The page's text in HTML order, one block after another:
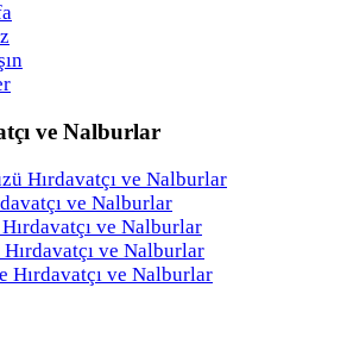
ve Nalburlar
Hırdavatçı ve Nalburlar
ve Nalburlar
ve Nalburlar
ve Nalburlar
Hırdavatçı ve Nalburlar